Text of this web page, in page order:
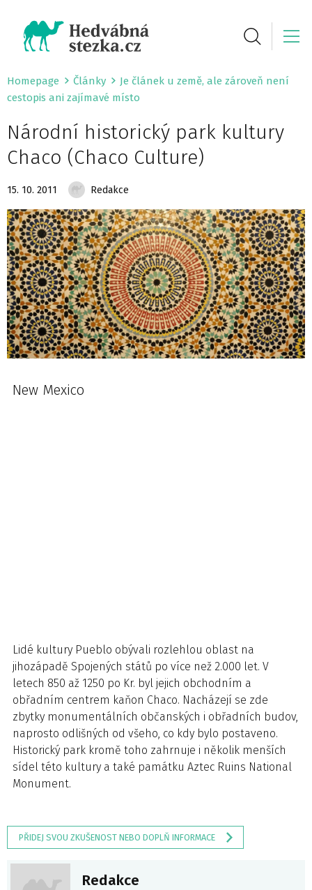
Homepage Články
Je článek u země, ale zároveň není
cestopis ani zajímavé místo
Národní historický park kultury
Chaco (Chaco Culture)
15. 10. 2011 Redakce
New Mexico
Lidé kultury Pueblo obývali rozlehlou oblast na
jihozápadě Spojených států po více než 2.000 let. V
letech 850 až 1250 po Kr. byl jejich obchodním a
obřadním centrem kaňon Chaco. Nacházejí se zde
zbytky monumentálních občanských i obřadních budov,
naprosto odlišných od všeho, co kdy bylo postaveno.
Historický park kromě toho zahrnuje i několik menších
sídel této kultury a také památku Aztec Ruins National
Monument.
PŘIDEJ SVOU ZKUŠENOST NEBO DOPLŇ INFORMACE
Redakce